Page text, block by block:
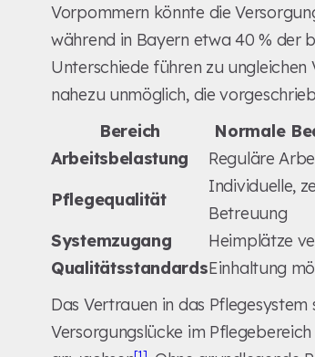
Vorpommern könnte die
während in Bayern etwa 40 % der
Unterschiede führen zu ungleichen
nahezu unmöglich, die
Bereich
Normale
Arbeitsbelastung
Reguläre
Pflegequalität
Individuelle,
Betreuung
Systemzugang
Heimplätze
QualitätsstandardsEinhaltung
Das Vertrauen in das
Versorgungslücke im
[1]